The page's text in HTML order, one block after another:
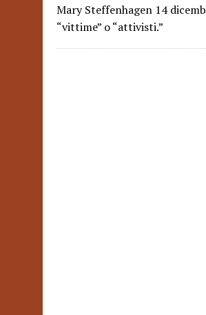
Mary Steffenhagen 14
“vittime” o “attivisti.”